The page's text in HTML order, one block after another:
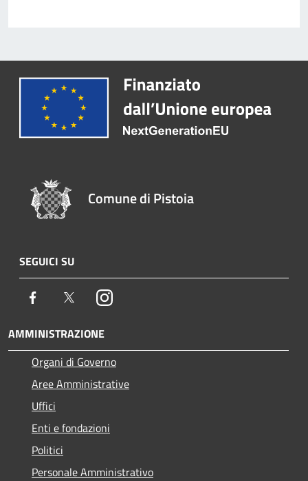
Comune di Pistoia
SEGUICI SU
Facebook TwitterInstagram
AMMINISTRAZIONE
Organi di Governo
Aree Amministrative
Uffici
Enti e fondazioni
Politici
Personale Amministrativo